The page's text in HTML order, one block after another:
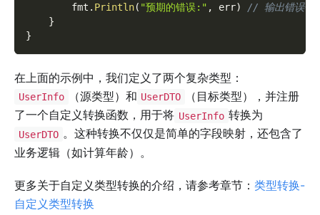
		fmt
. Println( "预期的错误:" , err)
// 输出错误
}
}
在上面的示例中，我们定义了两个复杂类型：
UserInfo （源类型）和 UserDTO
（目标类型），并注册
了一个自定义转换函数，用于将 UserInfo 转换为
UserDTO 。这种转换不仅仅是简单的字段映射，还包含了
业务逻辑（如计算年龄）。
更多关于自定义类型转换的介绍，请参考章节： 类型转换-
自定义类型转换